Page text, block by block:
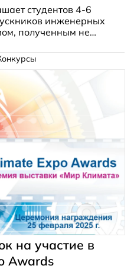
студентов 4-6
инженерных
полученным не
«Инженерные
на участие в
Awards